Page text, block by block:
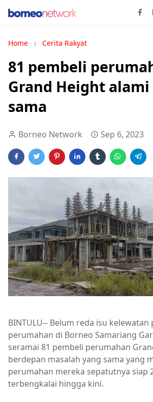
Home Cerita Rakyat
81 pembeli
Grand Height alami
sama
Borneo Network Sep 6, 2023
BINTULU-- Belum reda isu kelewatan
perumahan di Borneo Samariang
seramai 81 pembeli perumahan
berdepan masalah yang sama yang
perumahan mereka sepatutnya siap
terbengkalai hingga kini.